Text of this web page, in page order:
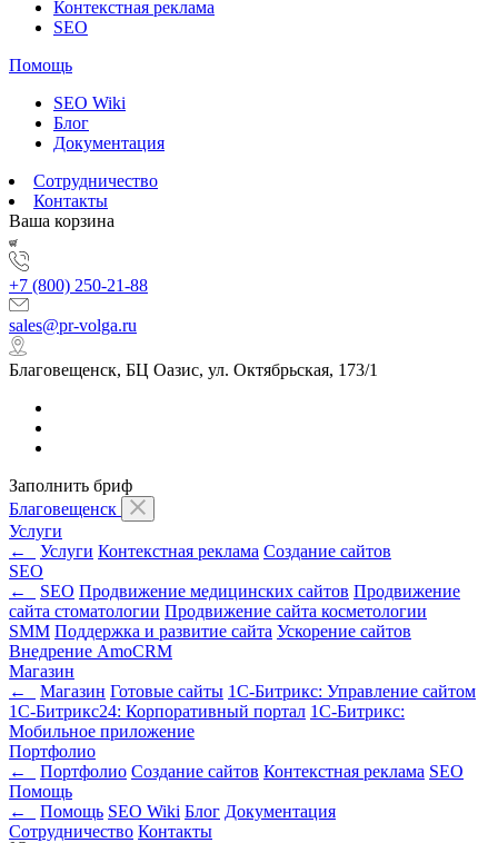
Контекстная реклама
SEO
Помощь
SEO Wiki
Блог
Документация
Сотрудничество
Контакты
Ваша корзина
+7 (800) 250-21-88
sales@pr-volga.ru
Благовещенск, БЦ Оазис, ул. Октябрьская, 173/1
Заполнить бриф
Благовещенск
Услуги
←
Услуги Контекстная реклама Создание сайтов
SEO
←
SEO Продвижение медицинских сайтов Продвижение
сайта стоматологии Продвижение сайта косметологии
SMM Поддержка и развитие сайта Ускорение сайтов
Внедрение AmoCRM
Магазин
←
Магазин Готовые сайты 1С-Битрикс: Управление сайтом
1С-Битрикс24: Корпоративный портал 1С-Битрикс:
Мобильное приложение
Портфолио
←
Портфолио Создание сайтов Контекстная реклама SEO
Помощь
←
Помощь SEO Wiki Блог Документация
Сотрудничество Контакты